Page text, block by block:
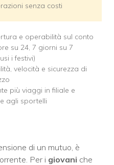
senza costi
e operabilità sul conto
su 24, 7 giorni su 7
i festivi)
velocità e sicurezza di
più viaggi in filiale e
agli sportelli
di un mutuo, è
Per i giovani che